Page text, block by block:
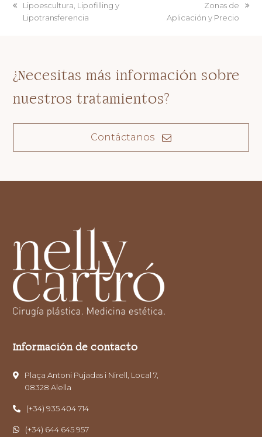
previous
post:
Lipoescultura, Lipofilling y
Lipotransferencia
post:
Zonas de
Aplicación y Precio
¿Necesitas más información sobre
nuestros tratamientos?
Contáctanos
Información de contacto
Plaça Antoni Pujadas i Nirell, Local 7,
08328 Alella
(+34) 935 404 714
(+34) 644 645 957